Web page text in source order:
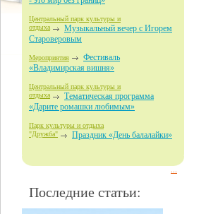
Центральный парк культуры и
отдыха
Музыкальный вечер с Игорем
Староверовым
Мероприятия
Фестиваль
«Владимирская вишня»
Центральный парк культуры и
отдыха
Тематическая программа
«Дарите ромашки любимым»
Парк культуры и отдыха
"Дружба" Праздник «День балалайки»
Последние статьи: